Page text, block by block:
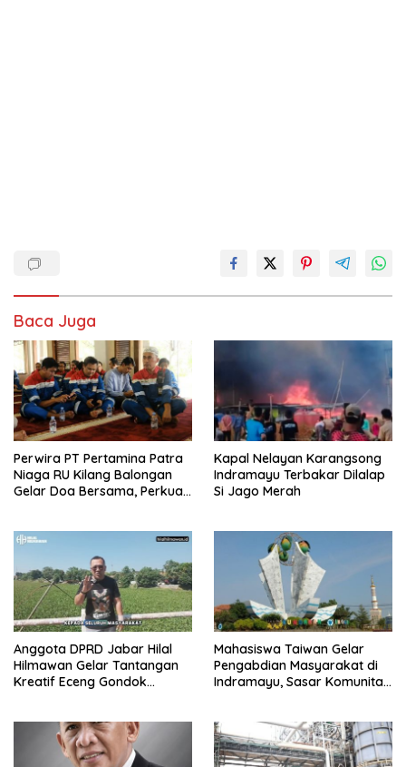
Baca Juga
Perwira PT Pertamina Patra
Niaga RU Kilang Balongan
Gelar Doa Bersama, Perkuat
Kapal Nelayan Karangsong
Indramayu Terbakar Dilalap
Si Jago Merah
Anggota DPRD Jabar Hilal
Hilmawan Gelar Tantangan
Kreatif Eceng Gondok
Mahasiswa Taiwan Gelar
Pengabdian Masyarakat di
Indramayu, Sasar Komunitas